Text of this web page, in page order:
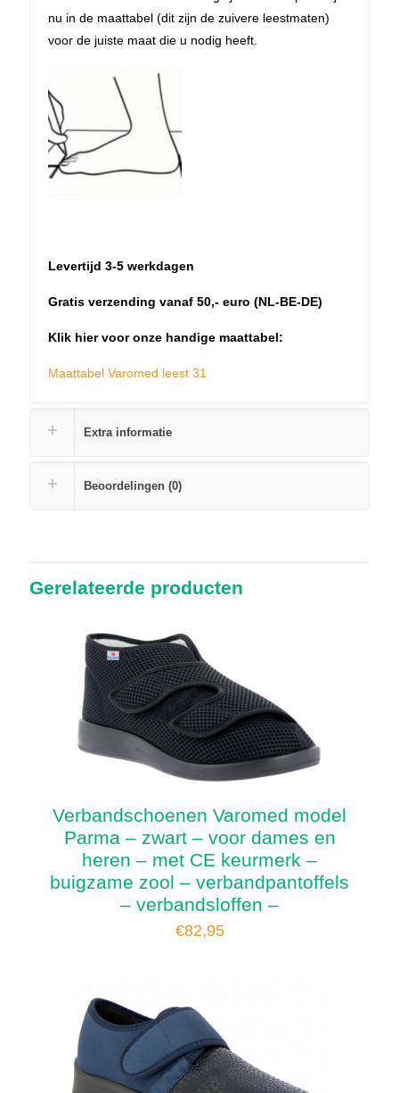
nu in de maattabel (dit zijn de zuivere leestmaten)
voor de juiste maat die u nodig heeft.
Levertijd 3-5 werkdagen
Gratis verzending vanaf 50,- euro (NL-BE-DE)
Klik hier voor onze handige maattabel:
Maattabel Varomed leest 31
Extra informatie
Beoordelingen (0)
Gerelateerde producten
Verbandschoenen Varomed model
Parma – zwart – voor dames en
heren – met CE keurmerk –
buigzame zool – verbandpantoffels
– verbandsloffen –
€82,95